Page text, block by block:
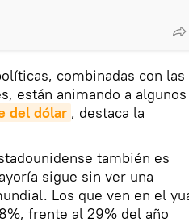
combinadas con las
están animando a algunos
del dólar , destaca la
también es
sigue sin ver una
Los que ven en el
frente al 29% del año